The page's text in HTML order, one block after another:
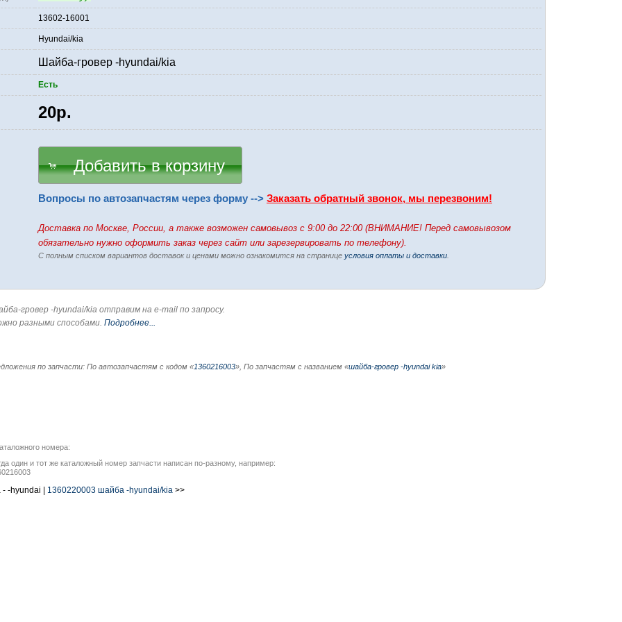
13602-16001
Hyundai/kia
Шайба-гровер -hyundai/kia
Есть
20р.
Добавить в корзину
Вопросы по автозапчастям через форму --> Заказать обратный звонок, мы перезвоним!
Доставка по Москве, России, а также возможен самовывоз c 9:00 до 22:00 (ВНИМАНИЕ! Перед самовывозом
обязательно нужно оформить заказ через сайт или зарезервировать по телефону).
С полным списком вариантов доставок и ценами можно ознакомится на странице условия оплаты и доставки
гровер -hyundai/kia отправим на e-mail по запросу.
разными способами. Подробнее...
по запчасти: По автозапчастям с кодом «1360216003», По запчастям с названием «шайба-гровер -hyundai kia»
номера:
один и тот же каталожный номер запчасти написан по-разному, например:
-hyundai | 1360220003 шайба -hyundai/kia >>